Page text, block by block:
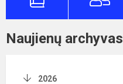
Naujienų archyvas
2026